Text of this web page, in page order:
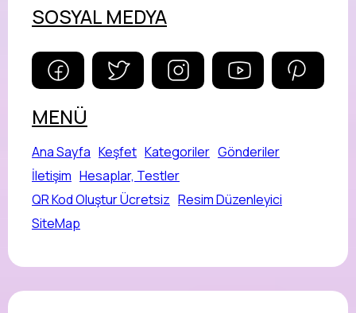
SOSYAL MEDYA
MENÜ
Ana Sayfa Keşfet Kategoriler Gönderiler
İletişim Hesaplar, Testler
QR Kod Oluştur Ücretsiz Resim Düzenleyici
SiteMap